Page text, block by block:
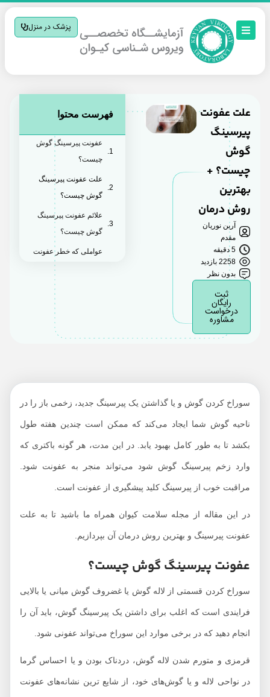
پزشک در منزل
علت عفونت
پیرسینگ
گوش
چیست؟ +
بهترین
روش درمان
آرین نوریان
مقدم
5 دقیقه
2258 بازدید
بدون نظر
رایگان
درخواست
مشاوره
فهرست محتوا
عفونت پیرسینگ گوش
چیست؟
علت عفونت پیرسینگ
گوش چیست؟
علائم عفونت پیرسینگ
گوش چیست؟
عواملی که خطر عفونت
پیرسینگ گوش را تشدید
عوارض عفونت سوراخ
پیرسینگ گوش چیست؟
درمان عفونت پیرسینگ
سوراخ کردن گوش و یا گذاشتن یک پیرسینگ جدید، زخمی باز را در
ناحیه گوش شما ایجاد می‌کند که ممکن است چندین هفته طول
بکشد تا به طور کامل بهبود یابد. در این مدت، هر گونه باکتری که
وارد زخم پیرسینگ گوش شود می‌تواند منجر به عفونت شود.
مراقبت خوب از پیرسینگ کلید پیشگیری از عفونت است.
در این مقاله از مجله سلامت کیوان همراه ما باشید تا به علت
عفونت پیرسینگ و بهترین روش درمان آن بپردازیم.
عفونت پیرسینگ گوش چیست؟
سوراخ کردن قسمتی از لاله گوش یا غضروف گوش میانی یا بالایی
فرایندی است که اغلب برای داشتن یک پیرسینگ گوش، باید آن را
انجام دهید که در برخی موارد این سوراخ می‌تواند عفونی شود.
قرمزی و متورم شدن لاله گوش، دردناک بودن و یا احساس گرما
در نواحی لاله و یا گوش‌های خود، از شایع ترین نشانه‌های عفونت